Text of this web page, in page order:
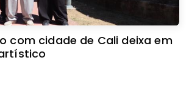
cidade de Cali deixa em